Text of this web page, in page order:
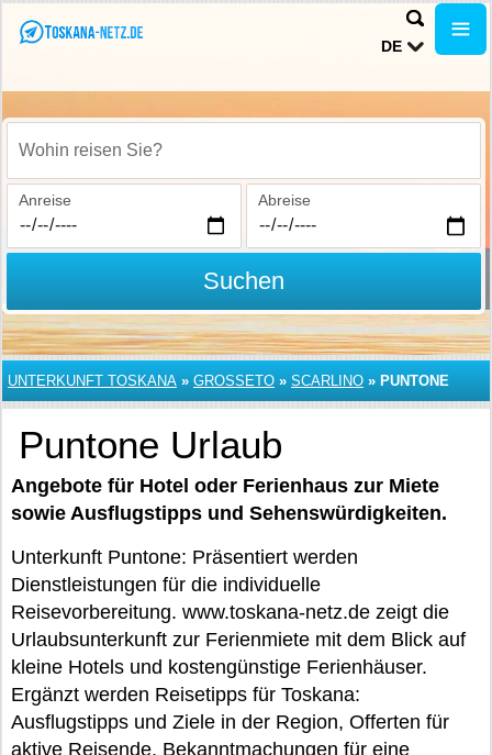
DE
Wohin reisen Sie?
Anreise Abreise
Suchen
UNTERKUNFT TOSKANA » GROSSETO » SCARLINO » PUNTONE
Puntone Urlaub
Angebote für Hotel oder Ferienhaus zur Miete
sowie Ausflugstipps und Sehenswürdigkeiten.
Unterkunft Puntone: Präsentiert werden
Dienstleistungen für die individuelle
Reisevorbereitung. www.toskana-netz.de zeigt die
Urlaubsunterkunft zur Ferienmiete mit dem Blick auf
kleine Hotels und kostengünstige Ferienhäuser.
Ergänzt werden Reisetipps für Toskana:
Ausflugstipps und Ziele in der Region, Offerten für
aktive Reisende, Bekanntmachungen für eine